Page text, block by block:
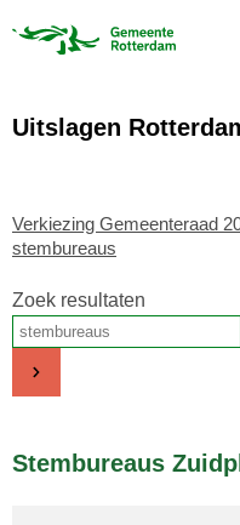
Uitslagen
Verkiezing Gemeenteraad
stembureaus
Zoek resultaten
Stembureaus